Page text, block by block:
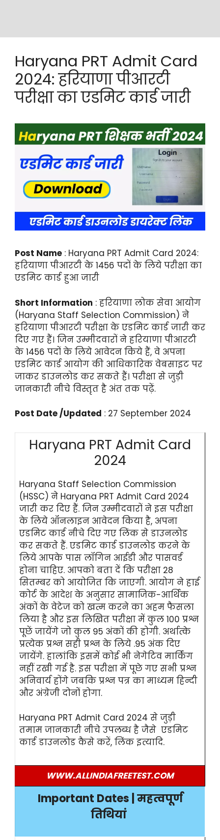
Haryana PRT Admit Card
2024: हरियाणा पीआरटी
परीक्षा का एडमिट कार्ड जारी
Post Name : Haryana PRT Admit Card 2024:
हरियाणा पीआरटी के 1456 पदों के लिये परीक्षा का
एडमिट कार्ड हुआ जारी
Short Information : हरियाणा लोक सेवा आयोग
(Haryana Staff Selection Commission) ने
हरियाणा पीआरटी परीक्षा के एडमिट कार्ड जारी कर
दिए गए हैं। जिन उम्मीदवारों ने हरियाणा पीआरटी
के 1456 पदों के लिये आवेदन किये हैं, वे अपना
एडमिट कार्ड आयोग की आधिकारिक वेबसाइट पर
जाकर डाउनलोड कर सकते हैं। परीक्षा से जुड़ी
जानकारी नीचे विस्तृत है अंत तक पढ़ें.
Post Date /Updated : 27 September 2024
Haryana PRT Admit Card
2024
Haryana Staff Selection Commission
(HSSC) ने Haryana PRT Admit Card 2024
जारी कर दिए हैं. जिन उम्मीदवारों ने इस परीक्षा
के लिये ऑनलाइन आवेदन किया है, अपना
एडमिट कार्ड नीचे दिए गए लिंक से डाउनलोड
कर सकते हैं. एडमिट कार्ड डाउनलोड करने के
लिये आपके पास लॉगिन आईडी और पासवर्ड
होना चाहिए. आपको बता दें कि परीक्षा 28
सितम्बर को आयोजित कि जाएगी. आयोग ने हाई
कोर्ट के आदेश के अनुसार सामाजिक-आर्थिक
अंकों के वेटेज को खत्म करने का अहम फैसला
लिया है और इस लिखित परीक्षा में कुल 100 प्रश्न
पूछें जायेंगे जो कुल 95 अंकों की होगी. अर्थात्के
प्रत्येक प्रश्न सही प्रश्न के लिये .95 अंक दिए
जायेंगे. हालांकि इसमें कोई भी नेगेटिव मार्किंग
नहीं रखी गई है. इस परीक्षा में पूछे गए सभी प्रश्न
अनिवार्य होंगे जबकि प्रश्न पत्र का माध्यम हिन्दी
और अंग्रेजी दोनों होगा.
Haryana PRT Admit Card 2024 से जुड़ी
तमाम जानकारी नीचे उपलब्ध है जैसे एडमिट
कार्ड डाउनलोड कैसे करें, लिंक इत्यादि.
WWW.ALLINDIAFREETEST.COM
Important Dates | महत्वपूर्ण
तिथियां